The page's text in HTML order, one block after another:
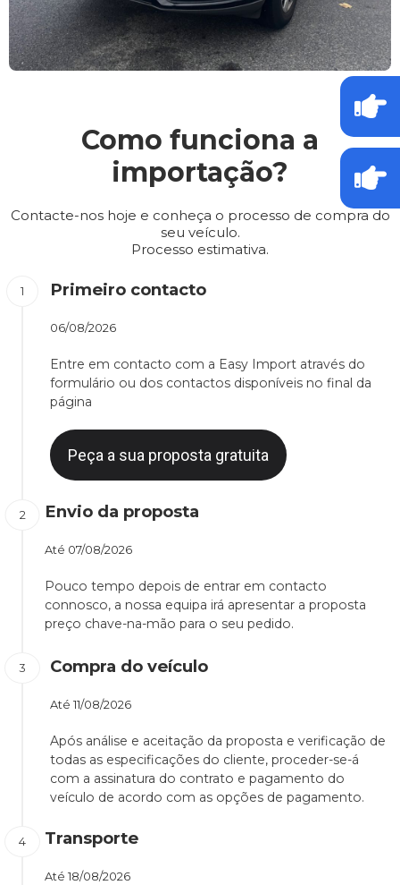
Como funciona a
importação?
Contacte-nos hoje e conheça o processo de compra do
seu veículo.
Processo estimativa.
Primeiro contacto
06/08/2026
Entre em contacto com a Easy Import através do
formulário ou dos contactos disponíveis no final da
página
Peça a sua proposta gratuita
Envio da proposta
Até 07/08/2026
Pouco tempo depois de entrar em contacto
connosco, a nossa equipa irá apresentar a proposta
preço chave-na-mão para o seu pedido.
Compra do veículo
Até 11/08/2026
Após análise e aceitação da proposta e verificação de
todas as especificações do cliente, proceder-se-á
com a assinatura do contrato e pagamento do
veículo de acordo com as opções de pagamento.
Transporte
Até 18/08/2026